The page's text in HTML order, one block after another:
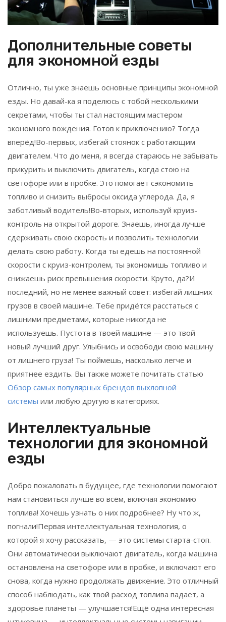
Дополнительные советы
для экономной езды
Отлично, ты уже знаешь основные принципы экономной
езды. Но давай-ка я поделюсь с тобой несколькими
секретами, чтобы ты стал настоящим мастером
экономного вождения. Готов к приключению? Тогда
вперёд!Во-первых, избегай стоянок с работающим
двигателем. Что до меня, я всегда стараюсь не забывать
прикурить и выключить двигатель, когда стою на
светофоре или в пробке. Это помогает сэкономить
топливо и снизить выбросы оксида углерода. Да, я
заботливый водитель!Во-вторых, используй круиз-
контроль на открытой дороге. Знаешь, иногда лучше
сдерживать свою скорость и позволить технологии
делать свою работу. Когда ты едешь на постоянной
скорости с круиз-контролем, ты экономишь топливо и
снижаешь риск превышения скорости. Круто, да?И
последний, но не менее важный совет: избегай лишних
грузов в своей машине. Тебе придётся расстаться с
лишними предметами, которые никогда не
используешь. Пустота в твоей машине — это твой
новый лучший друг. Улыбнись и освободи свою машину
от лишнего груза! Ты поймешь, насколько легче и
приятнее ездить. Вы также можете почитать статью
Обзор самых популярных брендов выхлопной
системы или любую другую в категориях.
Интеллектуальные
технологии для экономной
езды
Добро пожаловать в будущее, где технологии помогают
нам становиться лучше во всём, включая экономию
топлива! Хочешь узнать о них подробнее? Ну что ж,
погнали!Первая интеллектуальная технология, о
которой я хочу рассказать, — это системы старта-стоп.
Они автоматически выключают двигатель, когда машина
остановлена на светофоре или в пробке, и включают его
снова, когда нужно продолжать движение. Это отличный
способ наблюдать, как твой расход топлива падает, а
здоровье планеты — улучшается!Ещё одна интересная